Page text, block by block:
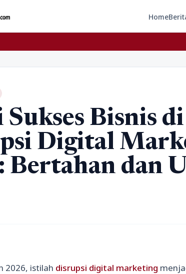
Home
Bisnis
Digital
Bertahan dan
2026, istilah disrupsi digital marketing